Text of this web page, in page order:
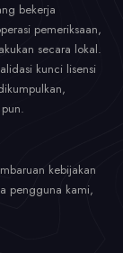
bekerja
pemeriksaan,
secara lokal.
kunci lisensi
kebijakan
pengguna kami,